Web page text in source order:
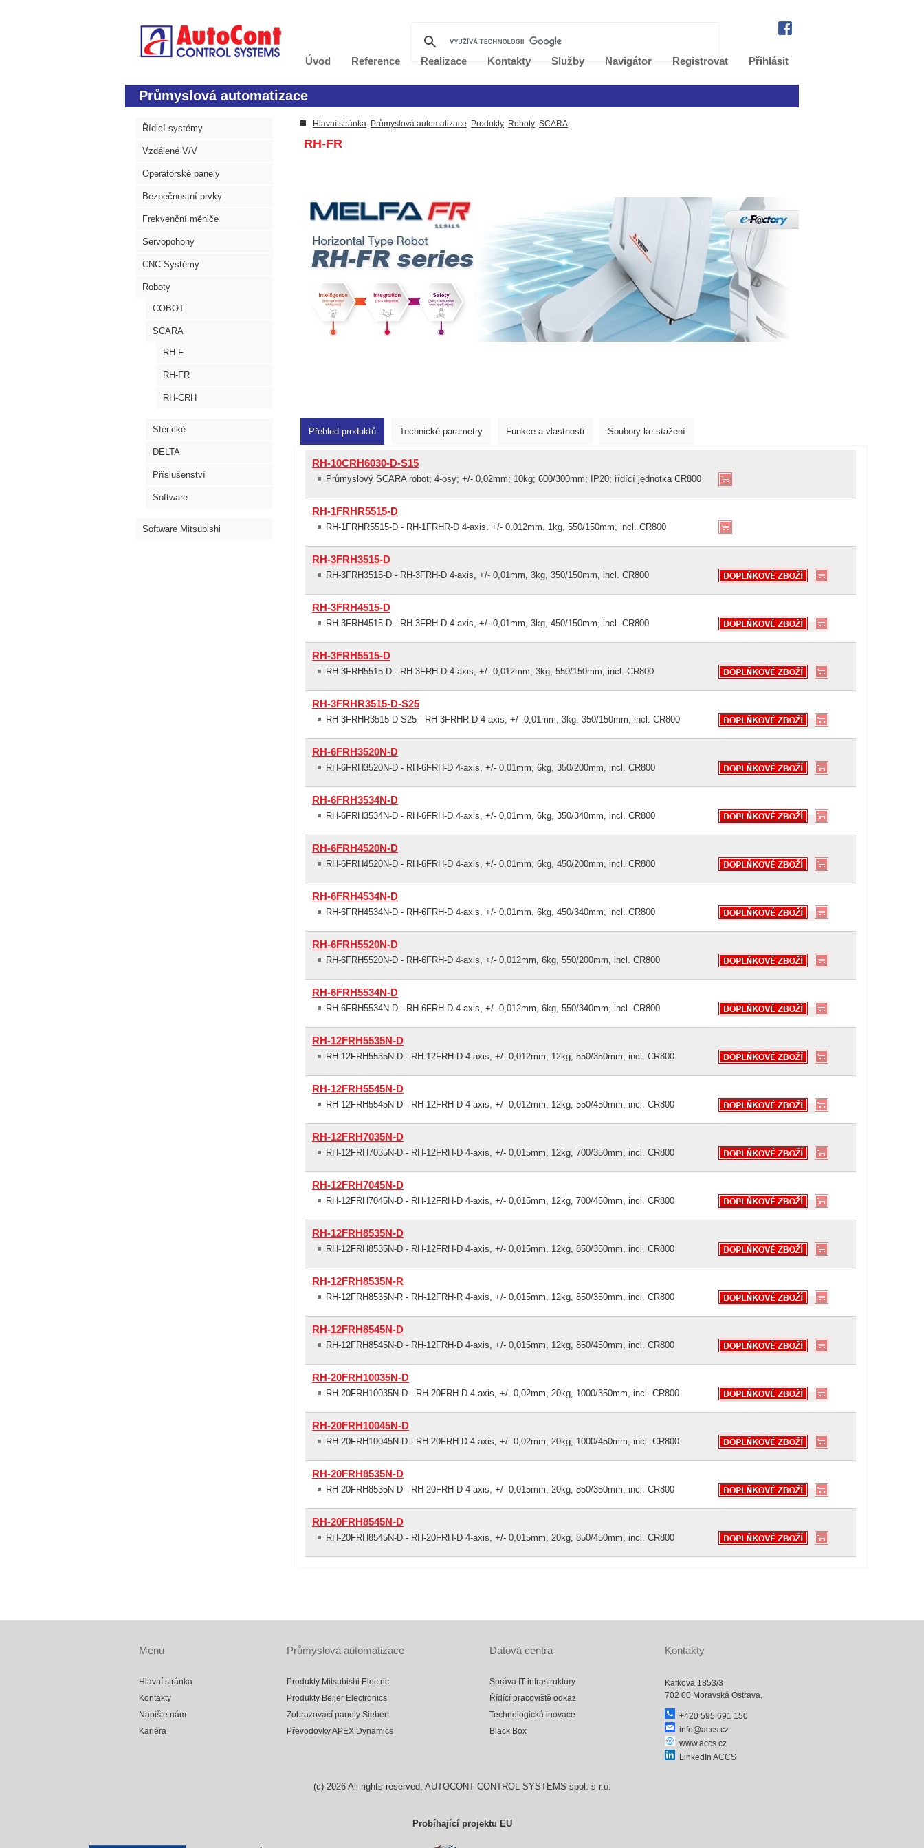
Úvod Reference Realizace Kontakty Služby Navigátor Registrovat Přihlásit
Průmyslová automatizace
Řídicí systémy
Vzdálené V/V
Operátorské panely
Bezpečnostní prvky
Frekvenční měniče
Servopohony
CNC Systémy
Roboty
COBOT
SCARA
RH-F
RH-FR
RH-CRH
Sférické
DELTA
Příslušenství
Software
Software Mitsubishi
Hlavní stránka Průmyslová automatizace Produkty Roboty SCARA
RH-FR
Přehled produktů Technické parametry Funkce a vlastnosti Soubory ke stažení
RH-10CRH6030-D-S15
Průmyslový SCARA robot; 4-osy; +/- 0,02mm; 10kg; 600/300mm; IP20; řídící jednotka CR800
RH-1FRHR5515-D
RH-1FRHR5515-D - RH-1FRHR-D 4-axis, +/- 0,012mm, 1kg, 550/150mm, incl. CR800
RH-3FRH3515-D
RH-3FRH3515-D - RH-3FRH-D 4-axis, +/- 0,01mm, 3kg, 350/150mm, incl. CR800
RH-3FRH4515-D
RH-3FRH4515-D - RH-3FRH-D 4-axis, +/- 0,01mm, 3kg, 450/150mm, incl. CR800
RH-3FRH5515-D
RH-3FRH5515-D - RH-3FRH-D 4-axis, +/- 0,012mm, 3kg, 550/150mm, incl. CR800
RH-3FRHR3515-D-S25
RH-3FRHR3515-D-S25 - RH-3FRHR-D 4-axis, +/- 0,01mm, 3kg, 350/150mm, incl. CR800
RH-6FRH3520N-D
RH-6FRH3520N-D - RH-6FRH-D 4-axis, +/- 0,01mm, 6kg, 350/200mm, incl. CR800
RH-6FRH3534N-D
RH-6FRH3534N-D - RH-6FRH-D 4-axis, +/- 0,01mm, 6kg, 350/340mm, incl. CR800
RH-6FRH4520N-D
RH-6FRH4520N-D - RH-6FRH-D 4-axis, +/- 0,01mm, 6kg, 450/200mm, incl. CR800
RH-6FRH4534N-D
RH-6FRH4534N-D - RH-6FRH-D 4-axis, +/- 0,01mm, 6kg, 450/340mm, incl. CR800
RH-6FRH5520N-D
RH-6FRH5520N-D - RH-6FRH-D 4-axis, +/- 0,012mm, 6kg, 550/200mm, incl. CR800
RH-6FRH5534N-D
RH-6FRH5534N-D - RH-6FRH-D 4-axis, +/- 0,012mm, 6kg, 550/340mm, incl. CR800
RH-12FRH5535N-D
RH-12FRH5535N-D - RH-12FRH-D 4-axis, +/- 0,012mm, 12kg, 550/350mm, incl. CR800
RH-12FRH5545N-D
RH-12FRH5545N-D - RH-12FRH-D 4-axis, +/- 0,012mm, 12kg, 550/450mm, incl. CR800
RH-12FRH7035N-D
RH-12FRH7035N-D - RH-12FRH-D 4-axis, +/- 0,015mm, 12kg, 700/350mm, incl. CR800
RH-12FRH7045N-D
RH-12FRH7045N-D - RH-12FRH-D 4-axis, +/- 0,015mm, 12kg, 700/450mm, incl. CR800
RH-12FRH8535N-D
RH-12FRH8535N-D - RH-12FRH-D 4-axis, +/- 0,015mm, 12kg, 850/350mm, incl. CR800
RH-12FRH8535N-R
RH-12FRH8535N-R - RH-12FRH-R 4-axis, +/- 0,015mm, 12kg, 850/350mm, incl. CR800
RH-12FRH8545N-D
RH-12FRH8545N-D - RH-12FRH-D 4-axis, +/- 0,015mm, 12kg, 850/450mm, incl. CR800
RH-20FRH10035N-D
RH-20FRH10035N-D - RH-20FRH-D 4-axis, +/- 0,02mm, 20kg, 1000/350mm, incl. CR800
RH-20FRH10045N-D
RH-20FRH10045N-D - RH-20FRH-D 4-axis, +/- 0,02mm, 20kg, 1000/450mm, incl. CR800
RH-20FRH8535N-D
RH-20FRH8535N-D - RH-20FRH-D 4-axis, +/- 0,015mm, 20kg, 850/350mm, incl. CR800
RH-20FRH8545N-D
RH-20FRH8545N-D - RH-20FRH-D 4-axis, +/- 0,015mm, 20kg, 850/450mm, incl. CR800
Menu
Hlavní stránka
Kontakty
Napište nám
Kariéra
Průmyslová automatizace
Produkty Mitsubishi Electric
Produkty Beijer Electronics
Zobrazovací panely Siebert
Převodovky APEX Dynamics
Datová centra
Správa IT infrastruktury
Řídící pracoviště odkaz
Technologická inovace
Black Box
Kontakty
Kafkova 1853/3
702 00 Moravská Ostrava,
+420 595 691 150
info@accs.cz
www.accs.cz
LinkedIn ACCS
(c) 2026All rights reserved, AUTOCONT CONTROL SYSTEMS spol. s r.o.
Probíhající projektu EU